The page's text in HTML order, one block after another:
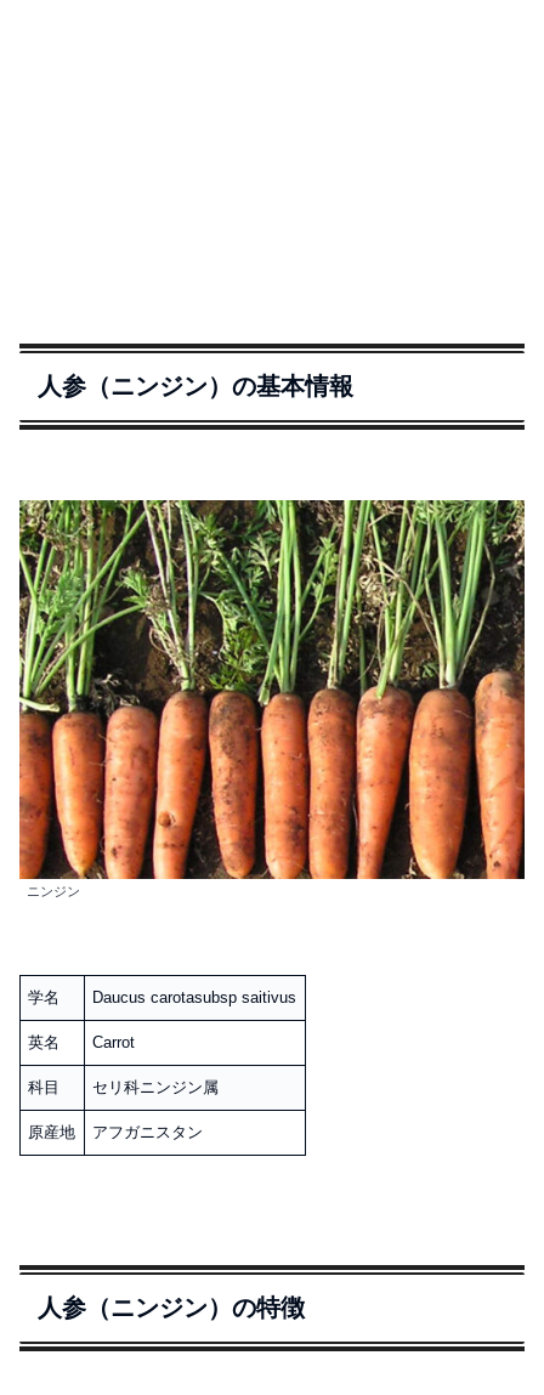
人参（ニンジン）の基本情報
ニンジン
学名 Daucus carotasubsp saitivus
英名 Carrot
科目 セリ科ニンジン属
原産地 アフガニスタン
人参（ニンジン）の特徴